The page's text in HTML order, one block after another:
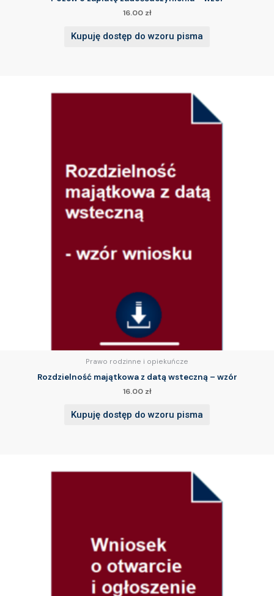
16.00 zł
Kupuję dostęp do wzoru pisma
Prawo rodzinne i opiekuńcze
Rozdzielność majątkowa z datą wsteczną – wzór
16.00 zł
Kupuję dostęp do wzoru pisma